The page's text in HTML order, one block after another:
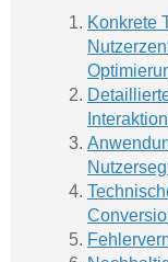
Konkrete